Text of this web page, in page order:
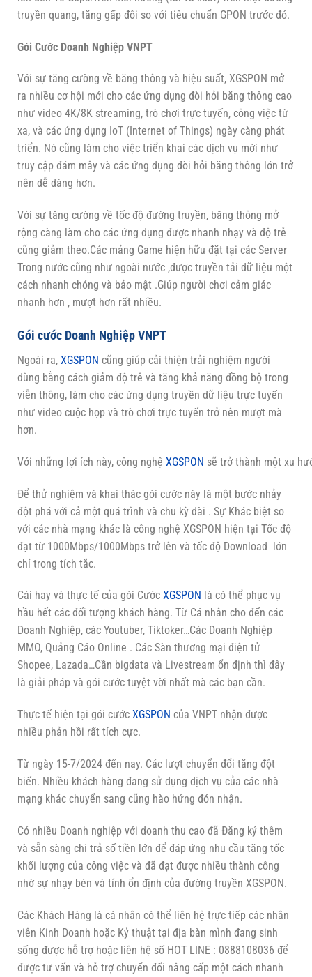
truyền quang, tăng gấp đôi so với tiêu chuẩn GPON trước đó.
Gói Cước Doanh Nghiệp VNPT
Với sự tăng cường về băng thông và hiệu suất, XGSPON mở
ra nhiều cơ hội mới cho các ứng dụng đòi hỏi băng thông cao
như video 4K/8K streaming, trò chơi trực tuyến, công việc từ
xa, và các ứng dụng IoT (Internet of Things) ngày càng phát
triển. Nó cũng làm cho việc triển khai các dịch vụ mới như
truy cập đám mây và các ứng dụng đòi hỏi băng thông lớn trở
nên dễ dàng hơn.
Với sự tăng cường về tốc độ đường truyền, băng thông mở
rộng càng làm cho các ứng dụng được nhanh nhạy và độ trễ
cũng giảm theo.Các mảng Game hiện hữu đặt tại các Server
Trong nước cũng như ngoài nước ,được truyền tải dữ liệu một
cách nhanh chóng và bảo mật .Giúp người chơi cảm giác
nhanh hơn , mượt hơn rất nhiều.
Gói cước Doanh Nghiệp VNPT
Ngoài ra, XGSPON cũng giúp cải thiện trải nghiệm người
dùng bằng cách giảm độ trễ và tăng khả năng đồng bộ trong
viễn thông, làm cho các ứng dụng truyền dữ liệu trực tuyến
như video cuộc họp và trò chơi trực tuyến trở nên mượt mà
hơn.
Với những lợi ích này, công nghệ XGSPON sẽ trở thành một xu
Để thử nghiệm và khai thác gói cước này là một bước nhảy
đột phá với cả một quá trình và chu kỳ dài . Sự Khác biệt so
với các nhà mạng khác là công nghệ XGSPON hiện tại Tốc độ
đạt từ 1000Mbps/1000Mbps trở lên và tốc độ Download lớn
chỉ trong tích tắc.
Cái hay và thực tế của gói Cước XGSPON là có thể phục vụ
hầu hết các đối tượng khách hàng. Từ Cá nhân cho đến các
Doanh Nghiệp, các Youtuber, Tiktoker…Các Doanh Nghiệp
MMO, Quảng Cáo Online . Các Sàn thương mại điện tử
Shopee, Lazada…Cần bigdata và Livestream ổn định thì đây
là giải pháp và gói cước tuyệt vời nhất mà các bạn cần.
Thực tế hiện tại gói cước XGSPON của VNPT nhận được
nhiều phản hồi rất tích cực.
Từ ngày 15-7/2024 đến nay. Các lượt chuyển đổi tăng đột
biến. Nhiều khách hàng đang sử dụng dịch vụ của các nhà
mạng khác chuyển sang cũng hào hứng đón nhận.
Có nhiều Doanh nghiệp với doanh thu cao đã Đăng ký thêm
và sẵn sàng chi trả số tiền lớn để đáp ứng nhu cầu tăng tốc
khối lượng của công việc và đã đạt được nhiều thành công
nhờ sự nhạy bén và tính ổn định của đường truyền XGSPON.
Các Khách Hàng là cá nhân có thể liên hệ trực tiếp các nhân
viên Kinh Doanh hoặc Kỷ thuật tại địa bàn mình đang sinh
sống được hỗ trợ hoặc liên hệ số HOT LINE : 0888108036 để
được tư vấn và hỗ trợ chuyển đổi nâng cấp một cách nhanh